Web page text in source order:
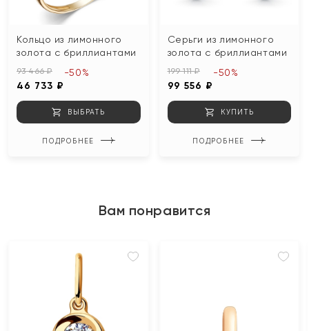
Кольцо из лимонного
золота с бриллиантами
93 466 ₽
46 733 ₽
-50%
ВЫБРАТЬ
ПОДРОБНЕЕ
Серьги из лимонного
золота с бриллиантами
199 111 ₽
99 556 ₽
-50%
КУПИТЬ
ПОДРОБНЕЕ
Вам понравится